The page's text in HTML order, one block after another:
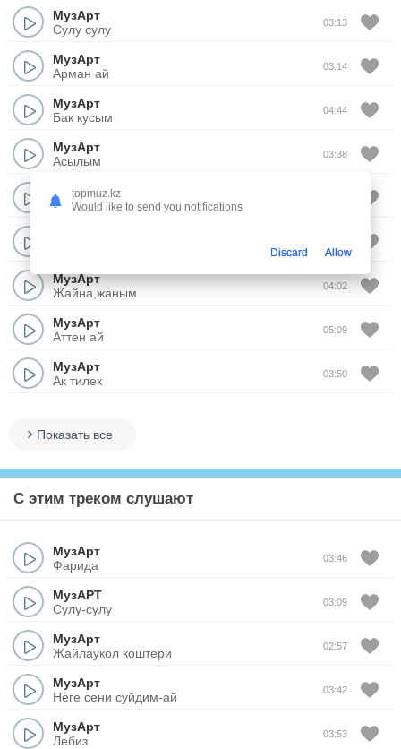
МузАрт
Сулу сулу
03:13
МузАрт
Арман ай
03:14
МузАрт
Бак кусым
04:44
МузАрт
Асылым
03:38
МузАрт
Адемим
МузАрт
Жайна,жаным
04:02
МузАрт
Аттен ай
05:09
МузАрт
Ак тилек
03:50
Показать все
С этим треком слушают
МузАрт
Фарида
03:46
МузАРТ
Сулу-сулу
03:09
МузАрт
Жайлаукол коштери
02:57
МузАрт
Неге сени суйдим-ай
03:42
МузАрт
Лебиз
03:53
topmuz.kz
Would like to send you notifications
Discard Allow